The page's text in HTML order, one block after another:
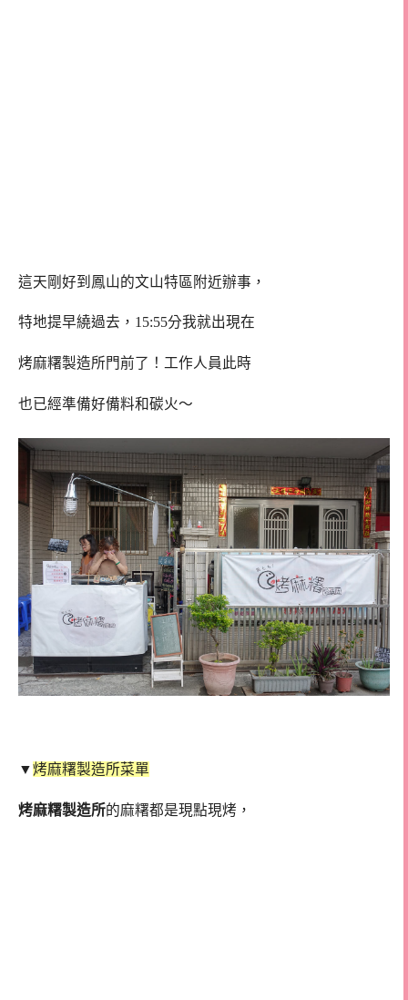
這天剛好到鳳山的文山特區附近辦事，
特地提早繞過去，15:55分我就出現在
烤麻糬製造所門前了！工作人員此時
也已經準備好備料和碳火～
▼烤麻糬製造所菜單
烤麻糬製造所的麻糬都是現點現烤，